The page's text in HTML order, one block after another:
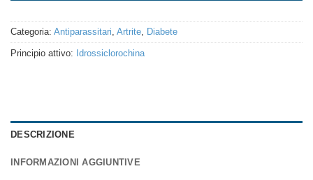
Categoria: Antiparassitari Artrite Diabete
Principio attivo: Idrossiclorochina
DESCRIZIONE
INFORMAZIONI AGGIUNTIVE